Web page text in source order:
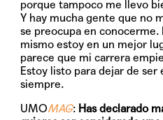
porque tampoco me llevo
Y hay mucha gente que no
se preocupa en conocerme.
mismo estoy en un mejor
parece que mi carrera
Estoy listo para dejar de
siempre.
UMOMAG: Has declarado